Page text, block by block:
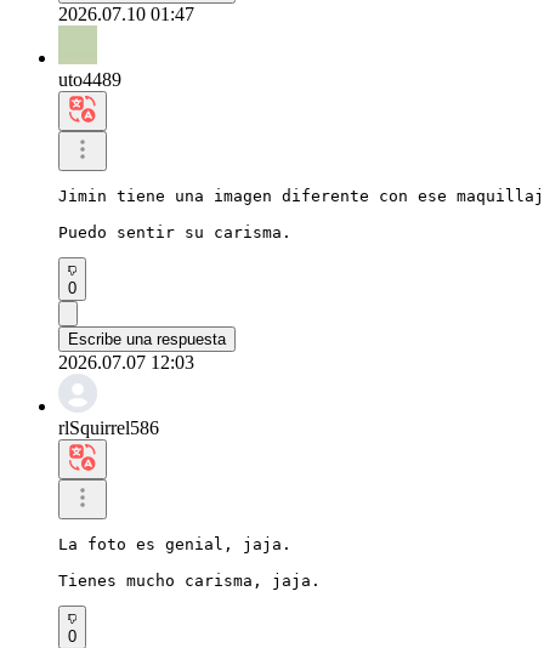
2026.07.10 01:47
uto4489
Jimin tiene una imagen diferente con ese
Puedo sentir su carisma.
0
Escribe una respuesta
2026.07.07 12:03
rlSquirrel586
La foto es genial, jaja.
Tienes mucho carisma, jaja.
0